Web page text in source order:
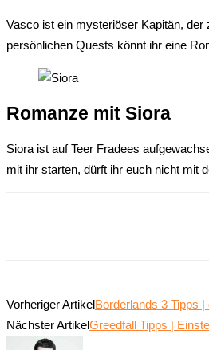
Vasco ist ein mysteriöser Kapitän,
persönlichen Quests könnt ihr eine
Romanze mit Siora
Siora ist auf Teer Fradees
mit ihr starten, dürft ihr euch nicht mit
Vorheriger ArtikelBorderlands 3 Tipps
Nächster ArtikelGreedfall Tipps |